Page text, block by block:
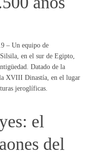
Datado de la
XVIII Dinastía, en el lugar
jeroglíficas.
el
del
– A pocos kilómetros de
que acogieron las
famosos de Egipto. Las
los pintores y escultores